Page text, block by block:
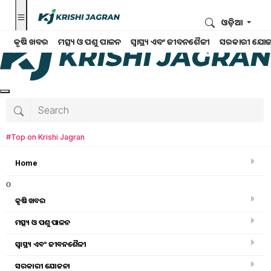
କୃଷି ଖବର ମତ୍ସ୍ୟ ଓ ପଶୁ ପାଳନ ସ୍ୱାସ୍ଥ୍ୟ ଏବଂ ଜୀବନଶୈଳୀ ସରକାରୀ
ଓଡ଼ିଆ
#Top on Krishi Jagran
Home
o
କୃଷି ଖବର
ମତ୍ସ୍ୟ ଓ ପଶୁ ପାଳନ
ସ୍ୱାସ୍ଥ୍ୟ ଏବଂ ଜୀବନଶୈଳୀ
ସରକାରୀ ଯୋଜନା
କୃଷି ଖବର